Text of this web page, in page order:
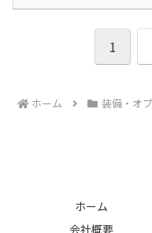
1
ホーム 装備・オ
ホーム
会社概要